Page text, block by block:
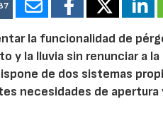
la funcionalidad de
y la lluvia sin renunciar a
de dos sistemas
necesidades de apertura